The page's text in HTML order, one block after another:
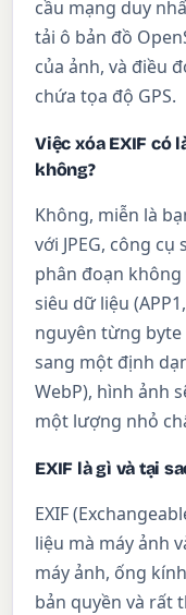
cầu mạng duy
tải ô bản đồ
của ảnh, và điều
chứa tọa độ GPS.
Việc xóa EXIF có
không?
Không, miễn là
với JPEG, công
phân đoạn
siêu dữ liệu
nguyên từng byte
sang một định
WebP), hình ảnh
một lượng nhỏ
EXIF là gì và tại
EXIF
liệu mà máy ảnh
máy ảnh, ống
bản quyền và rất